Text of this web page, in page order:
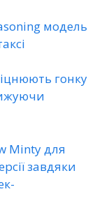
модель
гонку
Minty для
завдяки